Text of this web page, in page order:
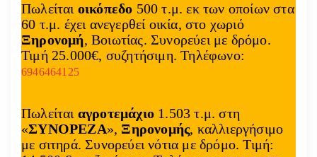
Πωλείται οικόπεδο 500 τ.μ. εκ των οποίων στα
60 τ.μ. έχει ανεγερθεί οικία, στο χωριό
Ξηρονομή, Βοιωτίας. Συνορεύει με δρόμο.
Τιμή 25.000€, συζητήσιμη. Τηλέφωνο:
6946464125
Πωλείται αγροτεμάχιο 1.503 τ.μ. στη
«ΣΥΝΟΡΕΖΑ», Ξηρονομής, καλλιεργήσιμο
με σιτηρά. Συνορεύει νότια με δρόμο. Τιμή: